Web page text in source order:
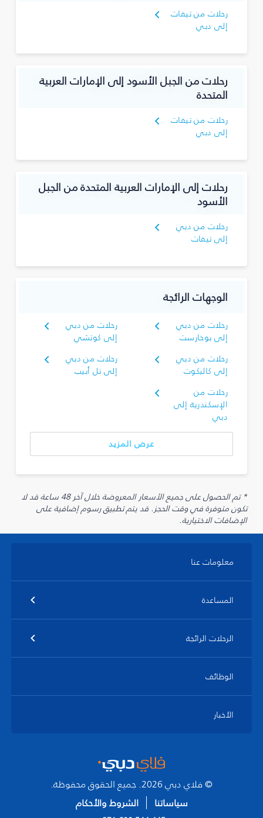
رحلات من تيفات
إلى دبي
رحلات من الجبل الأسود إلى الإمارات العربية
المتحدة
رحلات من تيفات
إلى دبي
رحلات إلى الإمارات العربية المتحدة من الجبل
الأسود
رحلات من دبي
إلى تيفات
الوجهات الرائجة
رحلات من دبي
إلى بوخارست
رحلات من دبي
إلى كوتشي
رحلات من دبي
إلى كاليكوت
رحلات من دبي
إلى تل أبيب
رحلات من
الإسكندرية إلى
دبي
عرض المزيد
* تم الحصول على جميع الأسعار المعروضة خلال آخر 48 ساعة قد لا
تكون متوفرة في وقت الحجز. قد يتم تطبيق رسوم إضافية على
الإضافات الاختيارية.
معلومات عنا
المساعدة
الرحلات الرائجة
الوظائف
الأخبار
© فلاي دبي 2026. جميع الحقوق محفوظة.
سياساتنا
الشروط والأحكام